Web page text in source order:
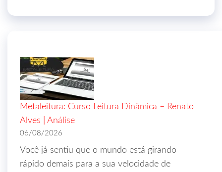
Metaleitura: Curso Leitura Dinâmica – Renato
Alves | Análise
06/08/2026
Você já sentiu que o mundo está girando
rápido demais para a sua velocidade de